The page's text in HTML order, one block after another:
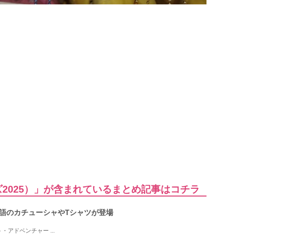
）」が含まれているまとめ記事はコチラ
のカチューシャやTシャツが登場
アドベンチャー ...